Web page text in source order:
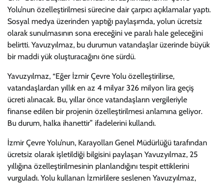
Yolu’nun özelleştirilmesi sürecine dair çarpıcı açıklamalar yaptı.
Sosyal medya üzerinden yaptığı paylaşımda, yolun ücretsiz
olarak sunulmasının sona ereceğini ve paralı hale geleceğini
belirtti. Yavuzyılmaz, bu durumun vatandaşlar üzerinde büyük
bir maddi yük oluşturacağını öne sürdü.
Yavuzyılmaz, “Eğer İzmir Çevre Yolu özelleştirilirse,
vatandaşlardan yıllık en az 4 milyar 326 milyon lira geçiş
ücreti alınacak. Bu, yıllar önce vatandaşların vergileriyle
finanse edilen bir projenin özelleştirilmesi anlamına geliyor.
Bu durum, halka ihanettir” ifadelerini kullandı.
İzmir Çevre Yolu’nun, Karayolları Genel Müdürlüğü tarafından
ücretsiz olarak işletildiği bilgisini paylaşan Yavuzyılmaz, 25
yıllığına özelleştirilmesinin planlandığını tespit ettiklerini
vurguladı. Yolu kullanan İzmirlilere seslenen Yavuzyılmaz,